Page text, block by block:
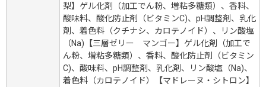
梨】ゲル化剤（加工でん粉、増粘多糖類）、香料、
酸味料、酸化防止剤（ビタミンC)、pH調整剤、乳化
剤、着色料（クチナシ、カロテノイド）、リン酸塩
（Na)【三層ゼリー マンゴー】ゲル化剤（加工で
ん粉、増粘多糖類）、香料、酸化防止剤（ビタミン
C)、酸味料、pH調整剤、乳化剤、リン酸塩（Na)、
着色料（カロテノイド）【マドレーヌ・シトロン】